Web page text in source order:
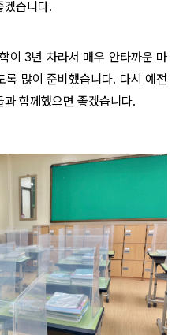
겠습니다.
이 3년 차라서 매우 안타까운 마
많이 준비했습니다. 다시 예전
함께했으면 좋겠습니다.